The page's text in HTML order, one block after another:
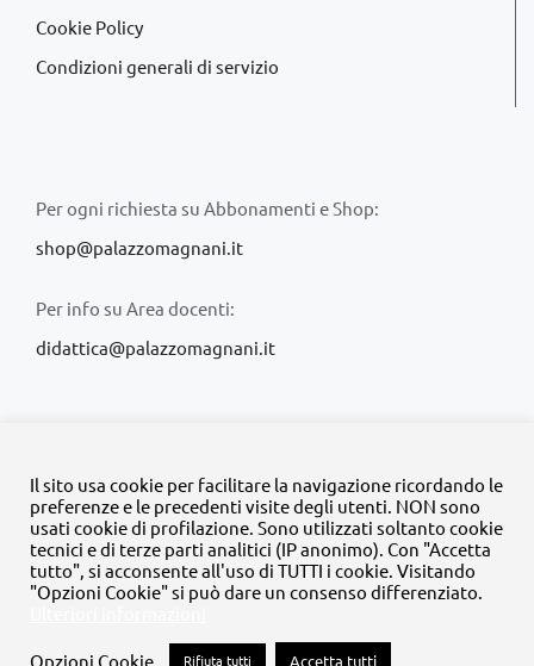
Cookie Policy
Condizioni generali di servizio
Per ogni richiesta su Abbonamenti e Shop:
shop@palazzomagnani.it
Per info su Area docenti:
didattica@palazzomagnani.it
© Copyright 2020 -2026 | Tutti i diritti riservati | MyFpm è un
progetto dellaFondazione Palazzo Magnani
FacebookInstagram
TwitterLinkedInYouTube
Il sito usa cookie per facilitare la navigazione ricordando le
preferenze e le precedenti visite degli utenti. NON sono
usati cookie di profilazione. Sono utilizzati soltanto cookie
tecnici e di terze parti analitici (IP anonimo). Con "Accetta
tutto", si acconsente all'uso di TUTTI i cookie. Visitando
"Opzioni Cookie" si può dare un consenso differenziato.
Opzioni Cookie Rifiuta tutti Accetta tutti